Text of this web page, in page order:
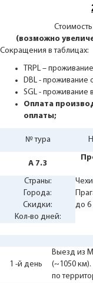
(возможно
Сокращения в таблицах:
TRPL –
DBL - проживание
SGL - проживание
Оплата
оплаты;
№ тура
А 7.3
Страны:
Города:
Скидки:
до 6
Кол-во дней:
1 -й день
Выезд из
(~1050
по